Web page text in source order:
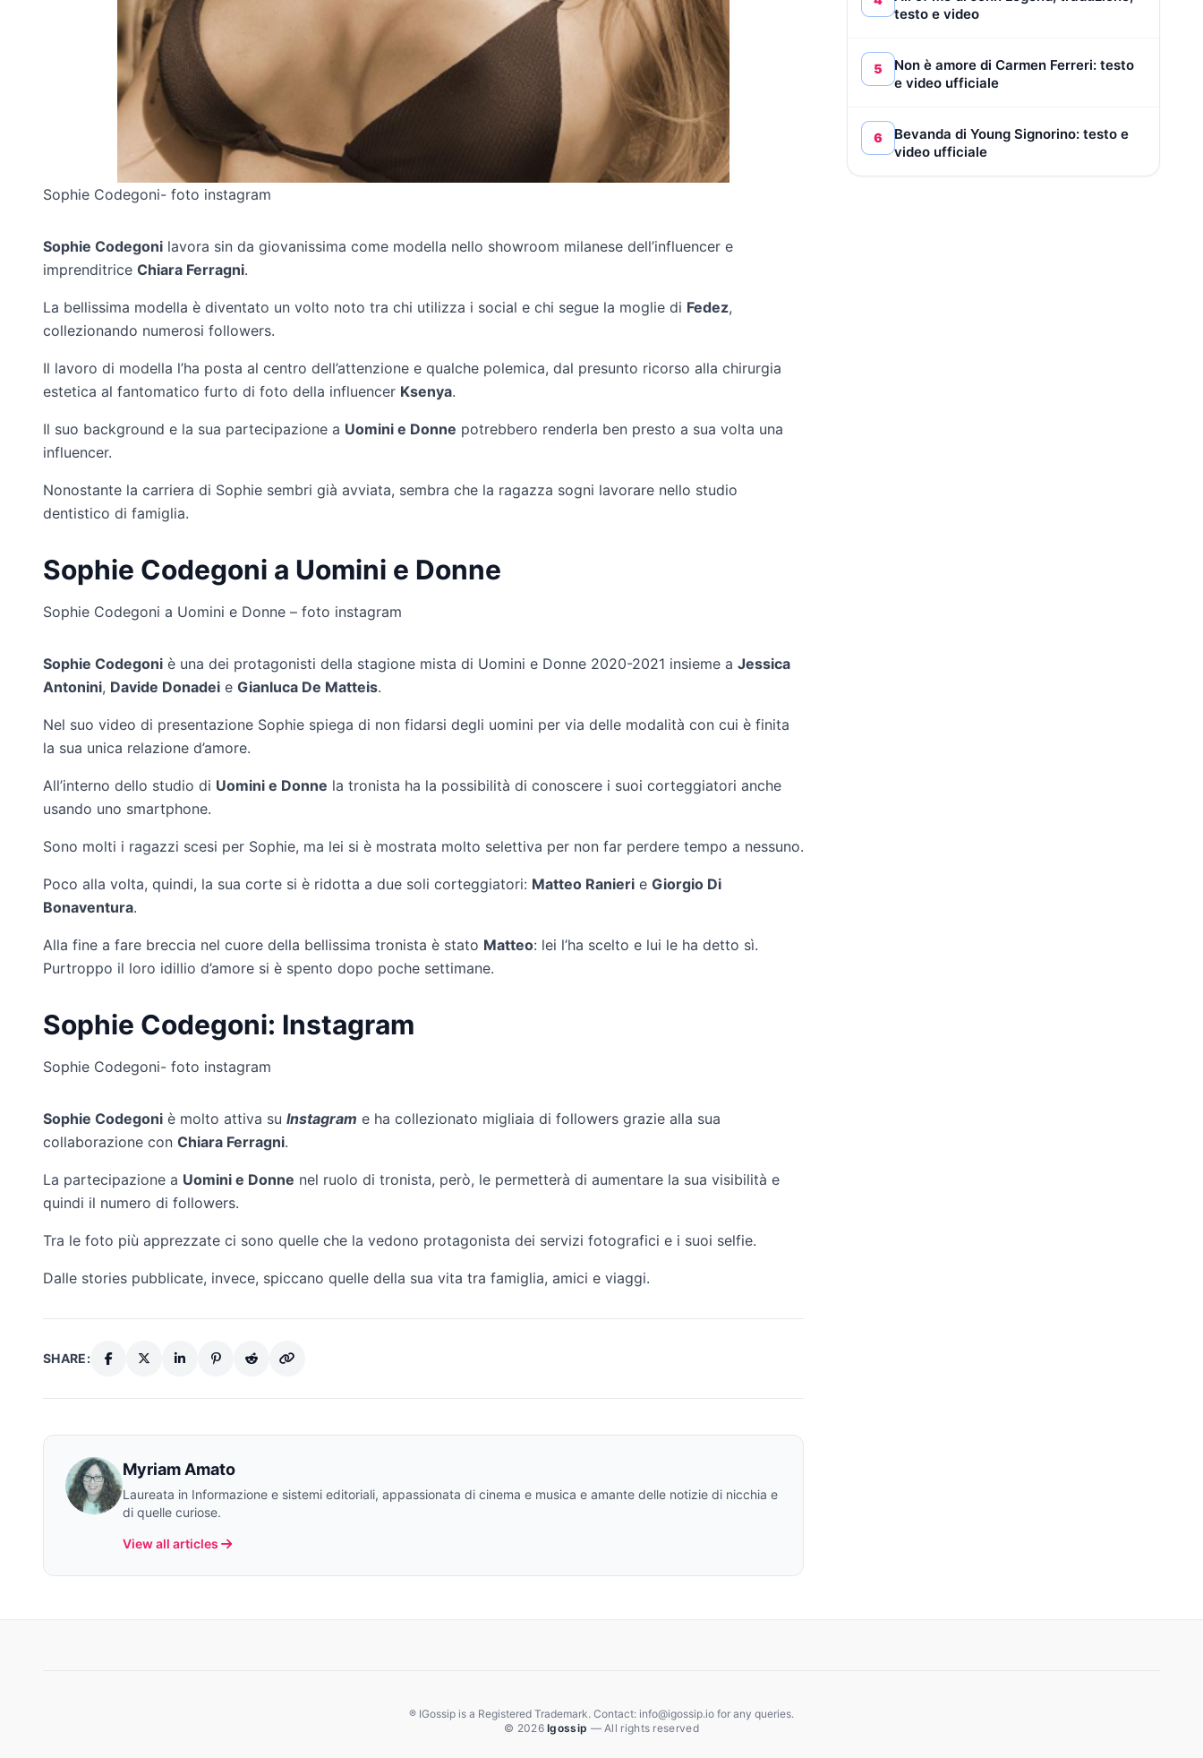
Sophie Codegoni- foto instagram
Sophie Codegoni lavora sin da giovanissima come modella nello showroom milanese dell’influencer e
imprenditrice Chiara Ferragni.
La bellissima modella è diventato un volto noto tra chi utilizza i social e chi segue la moglie di Fedez,
collezionando numerosi followers.
Il lavoro di modella l’ha posta al centro dell’attenzione e qualche polemica, dal presunto ricorso alla chirurgia
estetica al fantomatico furto di foto della influencer Ksenya.
Il suo background e la sua partecipazione a Uomini e Donne potrebbero renderla ben presto a sua volta una
influencer.
Nonostante la carriera di Sophie sembri già avviata, sembra che la ragazza sogni lavorare nello studio
dentistico di famiglia.
Sophie Codegoni a Uomini e Donne
Sophie Codegoni a Uomini e Donne – foto instagram
Sophie Codegoni è una dei protagonisti della stagione mista di Uomini e Donne 2020-2021 insieme a Jessica
Antonini, Davide Donadei e Gianluca De Matteis.
Nel suo video di presentazione Sophie spiega di non fidarsi degli uomini per via delle modalità con cui è finita
la sua unica relazione d’amore.
All’interno dello studio di Uomini e Donne la tronista ha la possibilità di conoscere i suoi corteggiatori anche
usando uno smartphone.
Sono molti i ragazzi scesi per Sophie, ma lei si è mostrata molto selettiva per non far perdere tempo a nessuno.
Poco alla volta, quindi, la sua corte si è ridotta a due soli corteggiatori: Matteo Ranieri e Giorgio Di
Bonaventura.
Alla fine a fare breccia nel cuore della bellissima tronista è stato Matteo: lei l’ha scelto e lui le ha detto sì.
Purtroppo il loro idillio d’amore si è spento dopo poche settimane.
Sophie Codegoni: Instagram
Sophie Codegoni- foto instagram
Sophie Codegoni è molto attiva su Instagram e ha collezionato migliaia di followers grazie alla sua
collaborazione con Chiara Ferragni.
La partecipazione a Uomini e Donne nel ruolo di tronista, però, le permetterà di aumentare la sua visibilità e
quindi il numero di followers.
Tra le foto più apprezzate ci sono quelle che la vedono protagonista dei servizi fotografici e i suoi selfie.
Dalle stories pubblicate, invece, spiccano quelle della sua vita tra famiglia, amici e viaggi.
SHARE:
Myriam Amato
Laureata in Informazione e sistemi editoriali, appassionata di cinema e musica e amante delle notizie di nicchia e
di quelle curiose.
View all articles
testo e video
5
Non è amore di Carmen Ferreri: testo
e video ufficiale
6
Bevanda di Young Signorino: testo e
video ufficiale
® IGossip is a Registered Trademark. Contact: info@igossip.io for any queries.
© 2026Igossip — All rights reserved